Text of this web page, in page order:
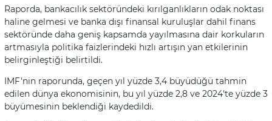
Raporda, bankacılık sektöründeki kırılganlıkların odak noktası
haline gelmesi ve banka dışı finansal kuruluşlar dahil finans
sektöründe daha geniş kapsamda yayılmasına dair korkuların
artmasıyla politika faizlerindeki hızlı artışın yan etkilerinin
belirginleştiği belirtildi.
IMF'nin raporunda, geçen yıl yüzde 3,4 büyüdüğü tahmin
edilen dünya ekonomisinin, bu yıl yüzde 2,8 ve 2024'te yüzde 3
büyümesinin beklendiği kaydedildi.